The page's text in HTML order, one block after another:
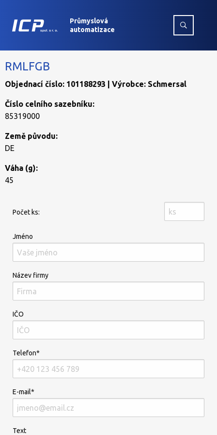
Průmyslová
automatizace
RMLFGB
Objednací číslo: 101188293 | Výrobce: Schmersal
Číslo celního sazebníku:
85319000
Země původu:
DE
Váha (g):
45
Počet ks:
Jméno
Název firmy
IČO
Telefon*
E-mail*
Text